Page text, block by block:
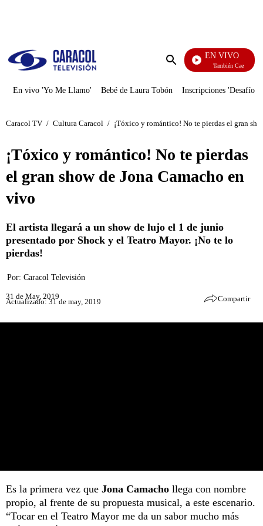
Enviar
EN VIVO
También Caerás
En vivo 'Yo Me Llamo' Bebé de Laura Tobón Inscripciones 'Desafío'
Caracol TV / Cultura Caracol / ¡Tóxico y romántico! No te pierdas el gran
¡Tóxico y romántico! No te pierdas
el gran show de Jona Camacho en
vivo
El artista llegará a un show de lujo el 1 de junio
presentado por Shock y el Teatro Mayor. ¡No te lo
pierdas!
Por: Caracol Televisión
31 de May, 2019
Actualizado: 31 de may, 2019 Compartir
Es la primera vez que Jona Camacho llega con nombre
propio, al frente de su propuesta musical, a este escenario.
“Tocar en el Teatro Mayor me da un sabor mucho más